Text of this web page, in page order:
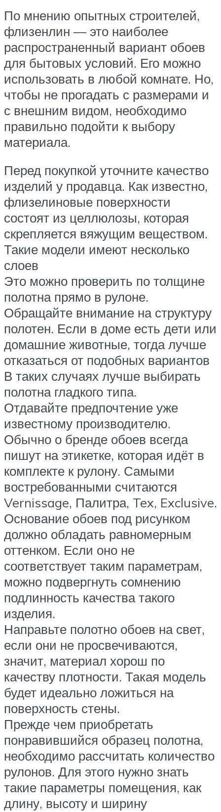
По мнению опытных строителей,
флизенлин — это наиболее
распространенный вариант обоев
для бытовых условий. Его можно
использовать в любой комнате. Но,
чтобы не прогадать с размерами и
с внешним видом, необходимо
правильно подойти к выбору
материала.
Перед покупкой уточните качество
изделий у продавца. Как известно,
флизелиновые поверхности
состоят из целлюлозы, которая
скрепляется вяжущим веществом.
Такие модели имеют несколько
слоев
Это можно проверить по толщине
полотна прямо в рулоне.
Обращайте внимание на структуру
полотен. Если в доме есть дети или
домашние животные, тогда лучше
отказаться от подобных вариантов
В таких случаях лучше выбирать
полотна гладкого типа.
Отдавайте предпочтение уже
известному производителю.
Обычно о бренде обоев всегда
пишут на этикетке, которая идёт в
комплекте к рулону. Самыми
востребованными считаются
Vernissage, Палитра, Tex, Exclusive.
Основание обоев под рисунком
должно обладать равномерным
оттенком. Если оно не
соответствует таким параметрам,
можно подвергнуть сомнению
подлинность качества такого
изделия.
Направьте полотно обоев на свет,
если они не просвечиваются,
значит, материал хорош по
качеству плотности. Такая модель
будет идеально ложиться на
поверхность стены.
Прежде чем приобретать
понравившийся образец полотна,
необходимо рассчитать количество
рулонов. Для этого нужно знать
такие параметры помещения, как
длину, высоту и ширину